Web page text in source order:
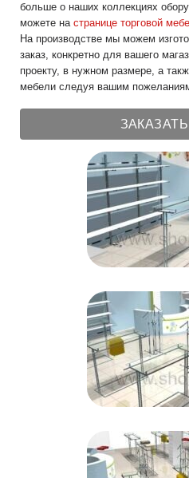
больше о наших коллекциях
можете на странице торговой
На производстве мы можем
заказ, конкретно для вашего
проекту, в нужном размере, а
мебели следуя вашим